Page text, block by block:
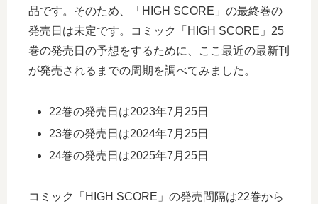
品です。そのため、「HIGH SCORE」の最終巻の
発売日は未定です。コミック「HIGH SCORE」25
巻の発売日の予想をするために、ここ最近の最新刊
が発売されるまでの周期を調べてみました。
22巻の発売日は2023年7月25日
23巻の発売日は2024年7月25日
24巻の発売日は2025年7月25日
コミック「HIGH SCORE」の発売間隔は22巻から